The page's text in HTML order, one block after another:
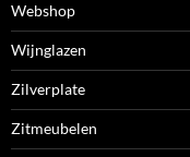
Webshop
Wijnglazen
Zilverplate
Zitmeubelen